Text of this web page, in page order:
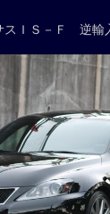
スＩＳ－Ｆ 逆輸